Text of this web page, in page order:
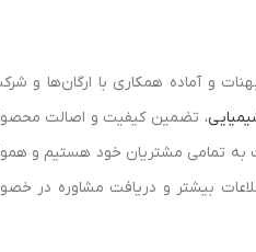
و آماده همکاری با ارگان‌ها و
، تضمین کیفیت و اصالت
تمامی مشتریان خود هستیم و
بیشتر و دریافت مشاوره در